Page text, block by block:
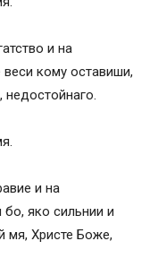
и на
кому оставиши,
и на
яко сильнии и
мя, Христе Боже,